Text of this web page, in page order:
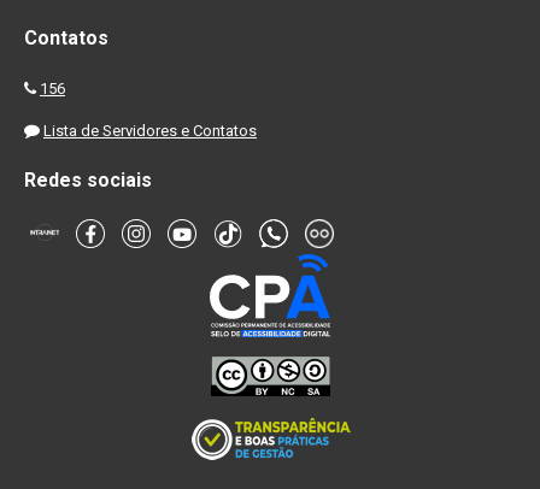
Contatos
156
Lista de Servidores e Contatos
Redes sociais